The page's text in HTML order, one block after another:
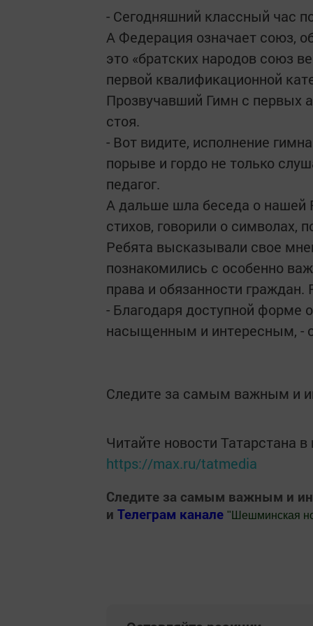
- Сегодняшний классный час
А Федерация означает союз,
это «братских народов союз
первой квалификационной
Прозвучавший Гимн с первых
стоя.
- Вот видите, исполнение
порыве и гордо не только
педагог.
А дальше шла беседа о нашей
стихов, говорили о символах,
Ребята высказывали свое
познакомились с особенно
права и обязанности граждан.
- Благодаря доступной форме
насыщенным и интересным, -
Следите за самым важным и
Читайте новости Татарстана
https://max.ru/tatmedia
Следите за самым важным и
и Телеграм канале " Шешминская